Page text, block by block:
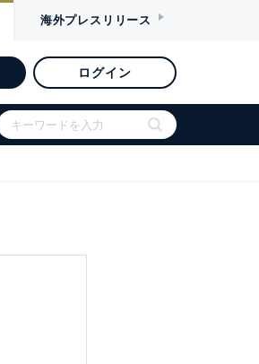
海外プレスリリース
ログイン